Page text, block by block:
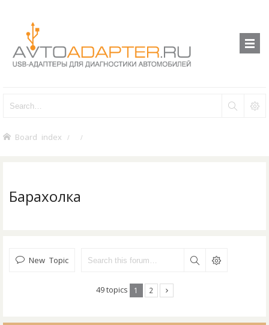
Board index
Барахолка
New Topic
49 topics 1 2